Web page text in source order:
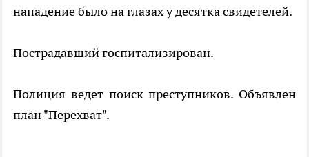
нападение было на глазах у десятка свидетелей.
Пострадавший госпитализирован.
Полиция ведет поиск преступников. Объявлен
план "Перехват".